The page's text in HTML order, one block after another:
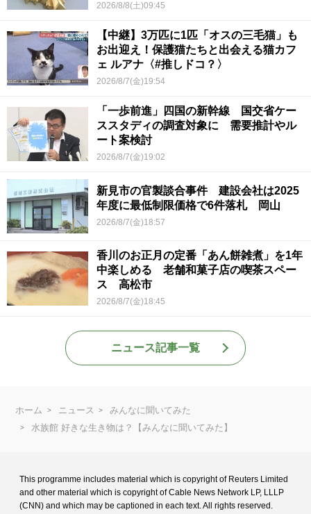
2026/8/8(土)09:45
【中継】3万匹に1匹「オスの三毛猫」も
お出迎え！保護猫たちと出会える猫カフ
ェ ルアナ〈#推しドコ？〉
2026/8/7(金)19:54
「一歩前進」四国の新幹線 国交省ケー
ススタディの調査対象に 需要推計やル
ート案検討
2026/8/7(金)19:02
新見市の官製談合事件 建設会社は2025
年度に最低制限価格で6件落札 岡山
2026/8/7(金)18:57
香川のお正月の定番「あん餅雑煮」を1年
中楽しめる 老舗和菓子店の喫茶スペー
ス 高松市
2026/8/7(金)18:45
ニュース記事一覧
ホーム ニュース
みんなに聞いてみた
水族館 好きな生き物は？【みんなに聞いてみた】
This programme includes material which is copyright of Reuters Limited
and other material which is copyright of Cable News Network LP, LLLP
(CNN) and which may be captioned in each text. All rights reserved.